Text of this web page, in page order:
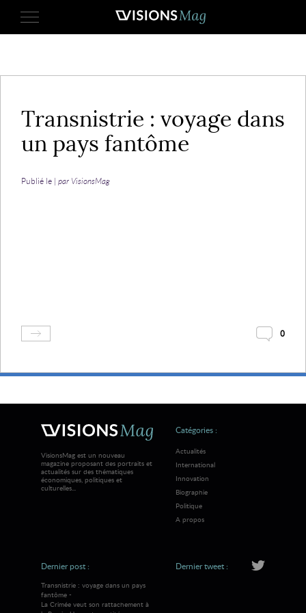
Transnistrie : voyage dans
un pays fantôme
Publié le | par VisionsMag
0
VisionsMag est un nouveau
magazine proposant des portraits et
actualités sur des thématiques
économiques, politiques et
culturelles...
Catégories :
Actualités
International
Innovation
Biographie
Politique
A propos
Dernier post :
Transnistrie : voyage dans un pays
fantôme -
La Crimée veut son rattachement à
Dernier tweet :